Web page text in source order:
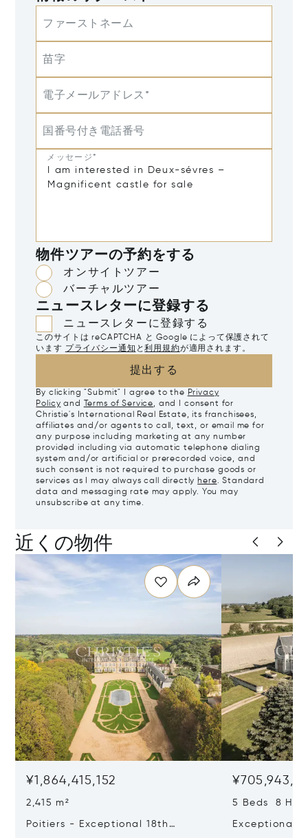
ファーストネーム
苗字
電子メールアドレス*
国番号付き電話番号
メッセージ*
物件ツアーの予約をする
オンサイトツアー
バーチャルツアー
ニュースレターに登録する
ニュースレターに登録する
このサイトは reCAPTCHA と Google によって保護されて
います プライバシー通知 と利用規約が適用されます。
提出する
By clicking "Submit" I agree to the Privacy
Policy and Terms of Service, and I consent for
Christie's International Real Estate, its franchisees,
affiliates and/or agents to call, text, or email me for
any purpose including marketing at any number
provided including via automatic telephone dialing
system and/or artificial or prerecorded voice, and
such consent is not required to purchase goods or
services as I may always call directly here. Standard
data and messaging rate may apply. You may
unsubscribe at any time.
近くの物件
¥1,864,415,152
2,415 m²
Poitiers - Exceptional 18th
5 Beds 8 Half
Exceptional